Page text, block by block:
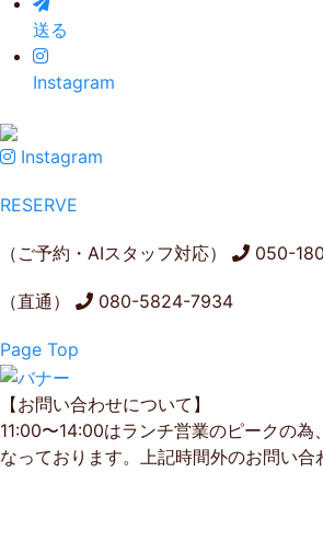
送る
Instagram
Instagram
RESERVE
（ご予約・AIスタッフ対応） 050-
（直通） 080-5824-7934
Page Top
【お問い合わせについて】
11:00〜14:00はランチ営業のピークの為
なっております。上記時間外のお問い合